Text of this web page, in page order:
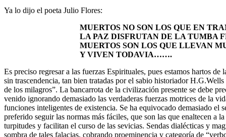
Ya lo dijo el poeta Julio Flores:
MUERTOS NO SON LOS QUE EN
LA PAZ DISFRUTAN DE LA TUMBA
MUERTOS SON LOS QUE LLEVAN
Y VIVEN TODAVIA…….
Es preciso regresar a las fuerzas Espirituales, pues estamos hartos de
sin trascendencia, tan bien tratadas por el sabio historiador
de los milagros”. La bancarrota de la civilización presente se debe
venido ignorando demasiado las verdaderas fuerzas motrices de la
funciones inteligentes de existencia. Se ha equivocado demasiado el
preferido seguir las normas más fáciles, que son las que enaltecen a
turpitudes y facilitan el curso de las sevicias. Sendas dialécticas y
sombra de tales falacias, cobrando proeminencia y categoría de